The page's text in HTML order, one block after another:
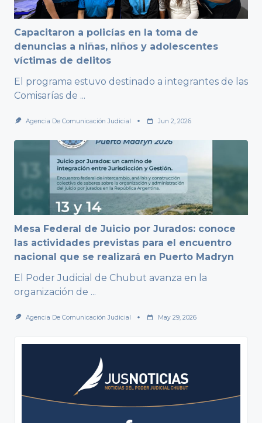
Capacitaron a policías en la toma de
denuncias a niñas, niños y adolescentes
víctimas de delitos
El programa estuvo destinado a integrantes de las
Comisarías de ...
Agencia De Comunicación Judicial Jun 2, 2026
Mesa Federal de Juicio por Jurados: conoce
las actividades previstas para el encuentro
nacional que se realizará en Puerto Madryn
El Poder Judicial de Chubut avanza en la
organización de ...
Agencia De Comunicación Judicial May 29, 2026